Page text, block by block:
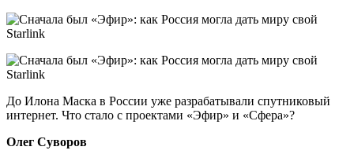
До Илона Маска в России уже разрабатывали спутниковый
интернет. Что стало с проектами «Эфир» и «Сфера»?
Олег Суворов